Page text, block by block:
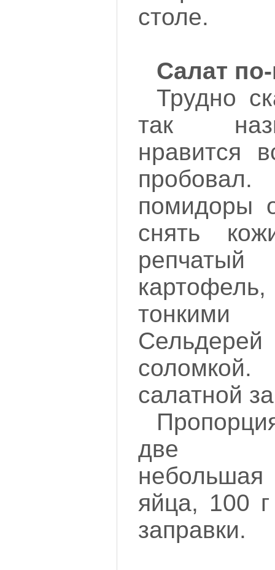
столе.
Салат
Трудно
так
нравится
помидоры
снять
тонкими
салатной
две
яйца, 100
заправки.